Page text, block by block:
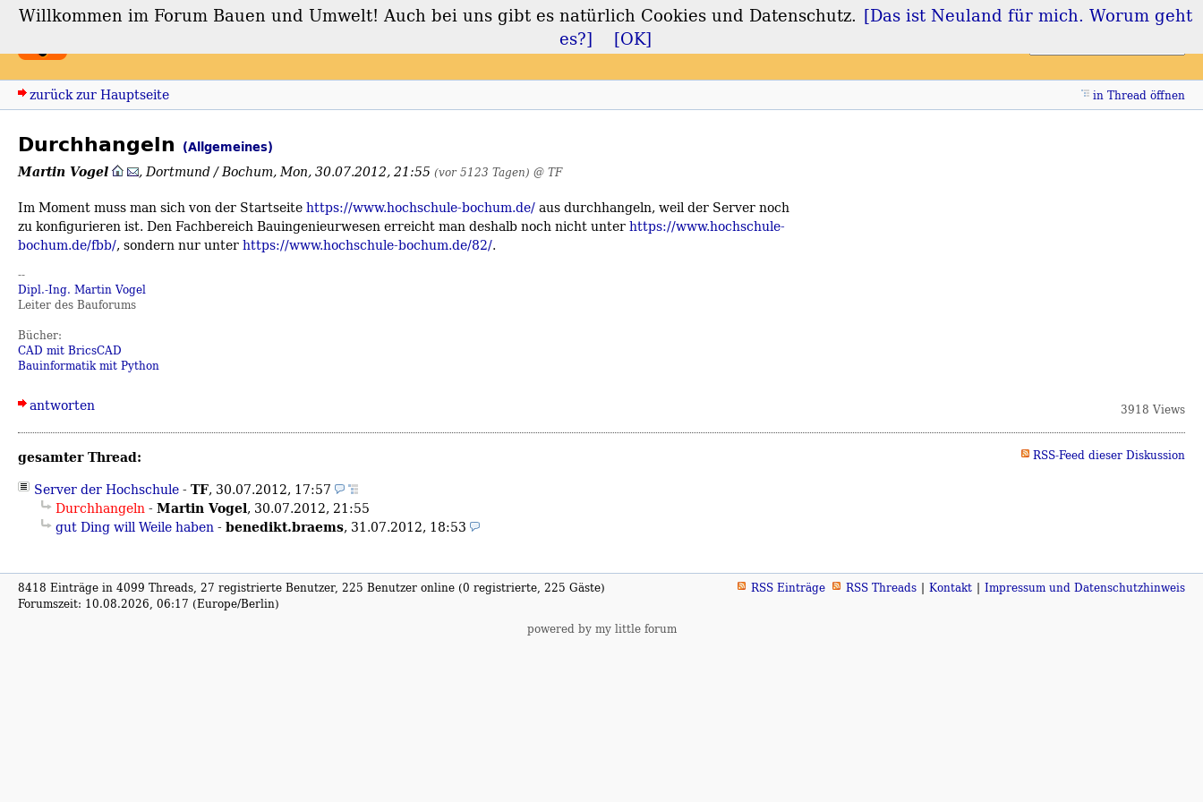
Forum Bauen und Umwelt Login Registrieren
zurück zur Hauptseite in Thread öffnen
Durchhangeln (Allgemeines)
Martin Vogel ,Dortmund / Bochum,Mon, 30.07.2012, 21:55 (vor 5123 Tagen) @ TF
Im Moment muss man sich von der Startseitehttps://www.hochschule-bochum.de/aus durchhangeln, weil der Server noch
zu konfigurieren ist. Den Fachbereich Bauingenieurwesen erreicht man deshalb noch nicht unterhttps://www.hochschule-
bochum.de/fbb/, sondern nur unterhttps://www.hochschule-bochum.de/82/.
--
Dipl.-Ing. Martin Vogel
Leiter des Bauforums
Bücher:
CAD mit BricsCAD
Bauinformatik mit Python
antworten 3918 Views
gesamter Thread: RSS-Feed dieser Diskussion
Server der Hochschule- TF, 30.07.2012, 17:57
Durchhangeln- Martin Vogel, 30.07.2012, 21:55
gut Ding will Weile haben- benedikt.braems, 31.07.2012, 18:53
8418 Einträge in 4099 Threads, 27 registrierte Benutzer, 225 Benutzer online (0 registrierte, 225 Gäste)
Forumszeit: 10.08.2026, 06:17 (Europe/Berlin)
RSS Einträge RSS Threads Kontakt Impressum und Datenschutzhinweis
powered by my little forum
Willkommen im Forum Bauen und Umwelt! Auch bei uns gibt es natürlich Cookies und Datenschutz. [Das ist Neuland für mich. Worum geht
es?]
[OK]